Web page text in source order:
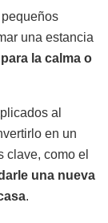
una estancia
la calma o
al
en un
clave, como el
una nueva
.